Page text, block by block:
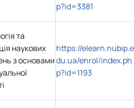
p?id=3381
та
наукових
з основами
https://elearn.nubip.e
du.ua/enrol/index.ph
p?id=1193